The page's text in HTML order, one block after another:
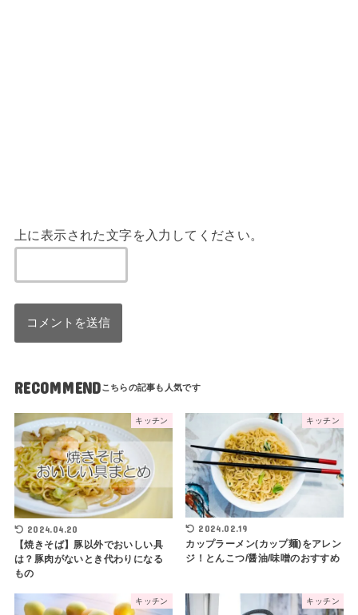
2024.04.22
【梅干し・梅肉の代用】代わりに
なる食材は？弁当や臭い取りに使
うなら
2024.02.19
キッチンマットの代用は？バスマ
ットを代わりに敷いてもいい？